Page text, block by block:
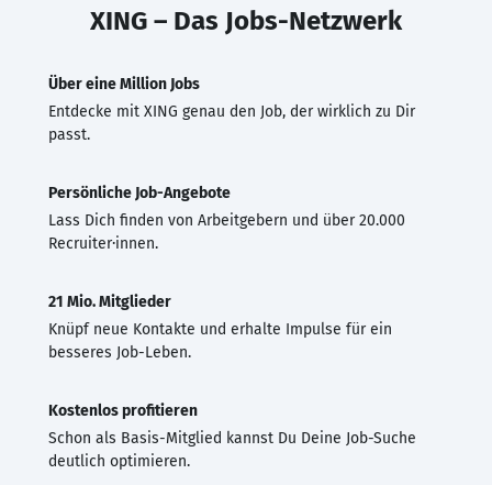
XING – Das Jobs-Netzwerk
Über eine Million Jobs
Entdecke mit XING genau den Job, der wirklich zu Dir
passt.
Persönliche Job-Angebote
Lass Dich finden von Arbeitgebern und über 20.000
Recruiter·innen.
21 Mio. Mitglieder
Knüpf neue Kontakte und erhalte Impulse für ein
besseres Job-Leben.
Kostenlos profitieren
Schon als Basis-Mitglied kannst Du Deine Job-Suche
deutlich optimieren.